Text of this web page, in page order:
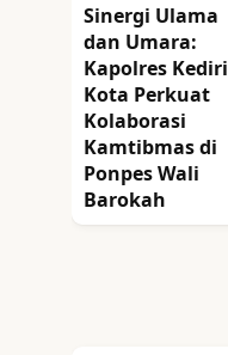
Sinergi Ulama
dan Umara:
Kapolres Kediri
Kota Perkuat
Kolaborasi
Kamtibmas di
Ponpes Wali
Barokah